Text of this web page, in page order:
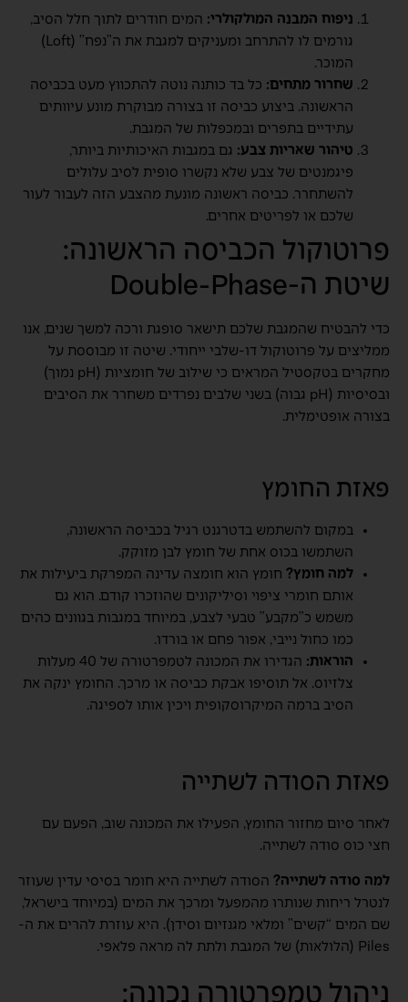
ניפוח המבנה המולקולרי: המים חודרים לתוך חלל הסיב,
גורמים לו להתרחב ומעניקים למגבת את ה”נפח” (Loft)
המוכר.
שחרור מתחים: כל בד כותנה נוטה להתכווץ מעט בכביסה
הראשונה. ביצוע כביסה זו בצורה מבוקרת מונע עיוותים
עתידיים בתפרים ובמכפלות של המגבת.
טיהור שאריות צבע: גם במגבות האיכותיות ביותר,
פיגמנטים של צבע שלא נקשרו סופית לסיב עלולים
להשתחרר. כביסה ראשונה מונעת מהצבע הזה לעבור לעור
שלכם או לפריטים אחרים.
פרוטוקול הכביסה הראשונה:
שיטת ה-Double-Phase
כדי להבטיח שהמגבת שלכם תישאר סופגת ורכה למשך שנים, אנו
ממליצים על פרוטוקול דו-שלבי ייחודי. שיטה זו מבוססת על
מחקרים בטקסטיל המראים כי שילוב של חומציות (pH נמוך)
ובסיסיות (pH גבוה) בשני שלבים נפרדים משחרר את הסיבים
בצורה אופטימלית.
פאזת החומץ
במקום להשתמש בדטרגנט רגיל בכביסה הראשונה,
השתמשו בכוס אחת של חומץ לבן מזוקק.
למה חומץ? חומץ הוא חומצה עדינה המפרקת ביעילות את
אותם חומרי ציפוי וסיליקונים שהוזכרו קודם. הוא גם
משמש כ”מקבע” טבעי לצבע, במיוחד במגבות בגוונים כהים
כמו כחול נייבי, אפור פחם או בורדו.
הוראות:
הגדירו את המכונה לטמפרטורה של 40 מעלות
צלזיוס. אל תוסיפו אבקת כביסה או מרכך. החומץ ינקה את
הסיב ברמה המיקרוסקופית ויכין אותו לספיגה.
פאזת הסודה לשתייה
לאחר סיום מחזור החומץ, הפעילו את המכונה שוב, הפעם עם
חצי כוס סודה לשתייה.
למה סודה לשתייה? הסודה לשתייה היא חומר בסיסי עדין שעוזר
לנטרל ריחות שנותרו מהמפעל ומרכך את המים (במיוחד בישראל,
שם המים “קשים” ומלאי מגנזיום וסידן). היא עוזרת להרים את ה-
Piles (הלולאות) של המגבת ולתת לה מראה פלאפי.
ניהול טמפרטורה נכונה: